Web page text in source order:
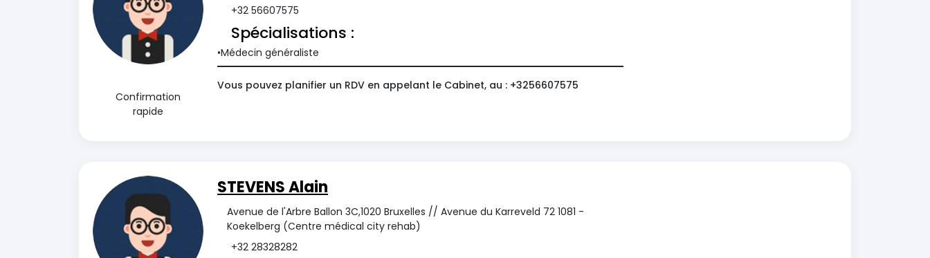
Confirmation
rapide
+32 56607575
Spécialisations :
Médecin généraliste
Vous pouvez planifier un RDV en appelant le Cabinet, au : +3256607575
STEVENS Alain
Avenue de l'Arbre Ballon 3C,1020 Bruxelles // Avenue du Karreveld 72 1081 -
Koekelberg (Centre médical city rehab)
+32 28328282